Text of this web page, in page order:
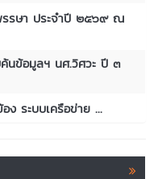
รรษา ประจำปี ๒๕๖๙ ณ
นข้อมูลฯ นศ.วิศวะ ปี ๓
ง ระบบเครือข่าย ...